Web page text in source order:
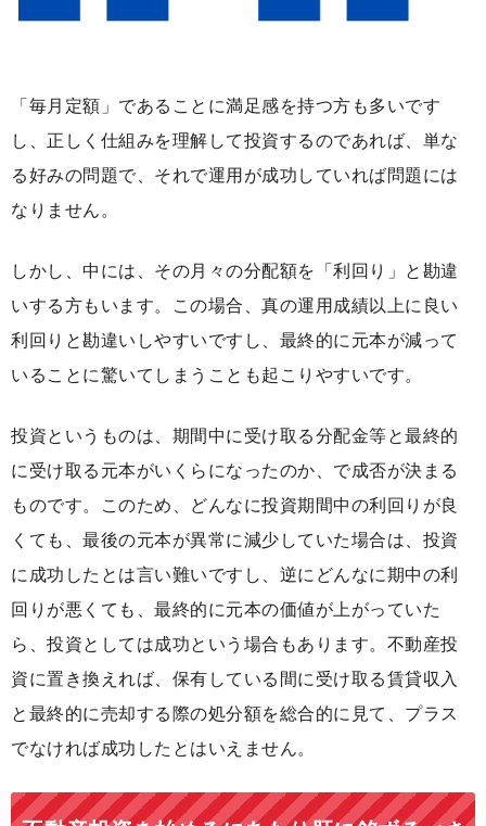
「毎月定額」であることに満足感を持つ方も多いです
し、正しく仕組みを理解して投資するのであれば、単な
る好みの問題で、それで運用が成功していれば問題には
なりません。
しかし、中には、その月々の分配額を「利回り」と勘違
いする方もいます。この場合、真の運用成績以上に良い
利回りと勘違いしやすいですし、最終的に元本が減って
いることに驚いてしまうことも起こりやすいです。
投資というものは、期間中に受け取る分配金等と最終的
に受け取る元本がいくらになったのか、で成否が決まる
ものです。このため、どんなに投資期間中の利回りが良
くても、最後の元本が異常に減少していた場合は、投資
に成功したとは言い難いですし、逆にどんなに期中の利
回りが悪くても、最終的に元本の価値が上がっていた
ら、投資としては成功という場合もあります。不動産投
資に置き換えれば、保有している間に受け取る賃貸収入
と最終的に売却する際の処分額を総合的に見て、プラス
でなければ成功したとはいえません。